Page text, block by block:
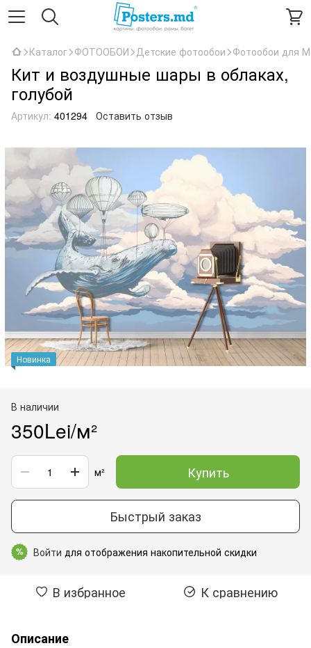
Каталог ФОТООБОИ Детские фотообои Фотообои для
Кит и воздушные шары в облаках,
голубой
Артикул: 401294 Оставить отзыв
Новинка
В наличии
350Lei/м²
м² Купить
Быстрый заказ
% Войти для отображения накопительной скидки
В избранное К сравнению
Описание